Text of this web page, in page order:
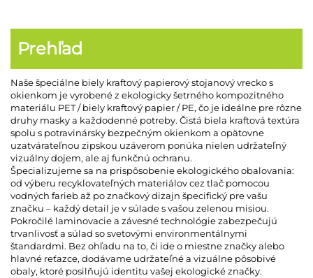
Prehľad
Naše špeciálne biely kraftový papierový stojanový vrecko s
okienkom je vyrobené z ekologicky šetrného kompozitného
materiálu PET / biely kraftový papier / PE, čo je ideálne pre rôzne
druhy masky a každodenné potreby. Čistá biela kraftová textúra
spolu s potravinársky bezpečným okienkom a opätovne
uzatvárateľnou zipskou uzáverom ponúka nielen udržateľný
vizuálny dojem, ale aj funkčnú ochranu.
Špecializujeme sa na prispôsobenie ekologického obalovania:
od výberu recyklovateľných materiálov cez tlač pomocou
vodných farieb až po značkový dizajn špecifický pre vašu
značku – každý detail je v súlade s vašou zelenou misiou.
Pokročilé laminovacie a závesné technológie zabezpečujú
trvanlivosť a súlad so svetovými environmentálnymi
štandardmi. Bez ohľadu na to, či ide o miestne značky alebo
hlavné reťazce, dodávame udržateľné a vizuálne pôsobivé
obaly, ktoré posilňujú identitu vašej ekologické značky.